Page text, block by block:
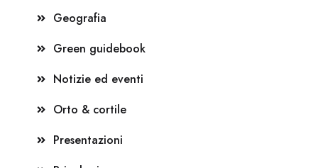
Geografia
Green guidebook
Notizie ed eventi
Orto & cortile
Presentazioni